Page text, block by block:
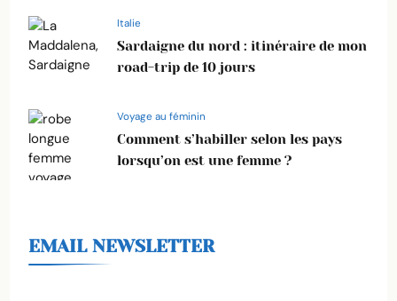
Italie
Sardaigne du nord : itinéraire de mon
road-trip de 10 jours
Voyage au féminin
Comment s’habiller selon les pays
lorsqu’on est une femme ?
EMAIL NEWSLETTER